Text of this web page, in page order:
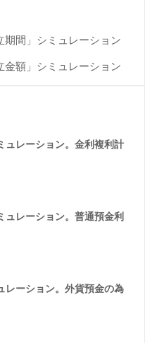
間」シミュレーション
額」シミュレーション
ュレーション。金利複利計
ュレーション。普通預金利
レーション。外貨預金の為